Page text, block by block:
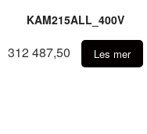
KAM215ALL_400V
312 487,50 Les mer